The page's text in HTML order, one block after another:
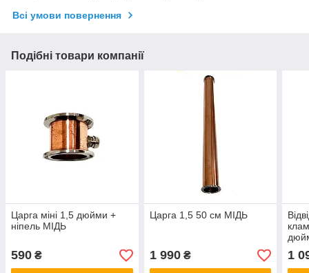
Всі умови повернення
Подібні товари компанії
Царга міні 1,5 дюйми +
ніпель МІДЬ
590 ₴
Царга 1,5 50 см МІДЬ
1 990₴ 1